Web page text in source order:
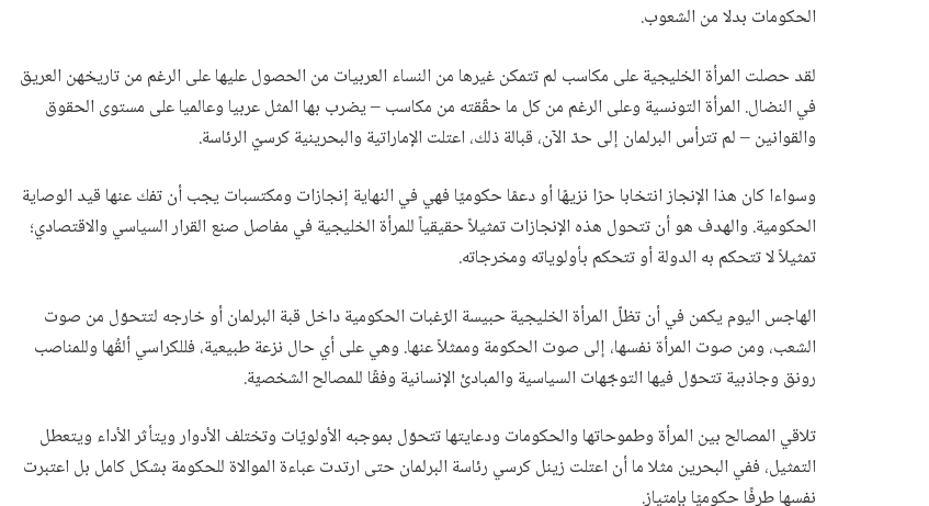
الحكومات بدلا من الشعوب.
لقد حصلت المرأة الخليجية على مكاسب لم تتمكن غيرها من النساء العربيات من الحصول عليها على الرغم من تاريخهن العريق
في النضال. المرأة التونسية وعلى الرغم من كل ما حقّقته من مكاسب – يضرب بها المثل عربيا وعالميا على مستوى الحقوق
والقوانين – لم تترأس البرلمان إلى حدّ الآن، قبالة ذلك، اعتلت الإماراتية والبحرينية كرسيّ الرئاسة.
وسواءا كان هذا الإنجاز انتخابا حرًا نزيهًا أو دعمًا حكوميًا فهي في النهاية إنجازات ومكتسبات يجب أن تفك عنها قيد الوصاية
الحكومية. والهدف هو أن تتحول هذه الإنجازات تمثيلاً حقيقياً للمرأة الخليجية في مفاصل صنع القرار السياسي والاقتصادي؛
تمثيلاً لا تتحكم به الدولة أو تتحكم بأولوياته ومخرجاته.
الهاجس اليوم يكمن في أن تظلّ المرأة الخليجية حبيسة الرّغبات الحكومية داخل قبة البرلمان أو خارجه لتتحوّل من صوت
الشعب، ومن صوت المرأة نفسها، إلى صوت الحكومة وممثلاً عنها. وهي على أي حال نزعة طبيعية، فللكراسي ألقُها وللمناصب
رونق وجاذبية تتحوّل فيها التوجّهات السياسية والمبادئ الإنسانية وفقًا للمصالح الشخصيّة.
تلاقي المصالح بين المرأة وطموحاتها والحكومات ودعايتها تتحوّل بموجبه الأولويّات وتختلف الأدوار ويتأثر الأداء ويتعطل
التمثيل، ففي البحرين مثلا ما أن اعتلت زينل كرسي رئاسة البرلمان حتى ارتدت عباءة الموالاة للحكومة بشكل كامل بل اعتبرت
نفسها طرفًا حكوميًا بإمتياز.